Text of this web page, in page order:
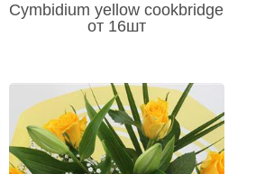
Cymbidium yellow cookbridge
от 16шт